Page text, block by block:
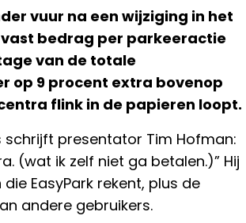
vuur na een wijziging in het
bedrag per parkeeractie
van de totale
op 9 procent extra bovenop
flink in de papieren loopt.
schrijft presentator Tim Hofman:
(wat ik zelf niet ga betalen.)” Hij
EasyPark rekent, plus de
andere gebruikers.